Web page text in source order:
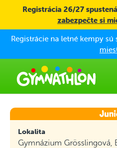
Skip to main content
Registrácia 26/27 spustená!
zabezpečte si
Registrácie na letné kempy sú
Lokalita
Gymnázium Grösslingová,